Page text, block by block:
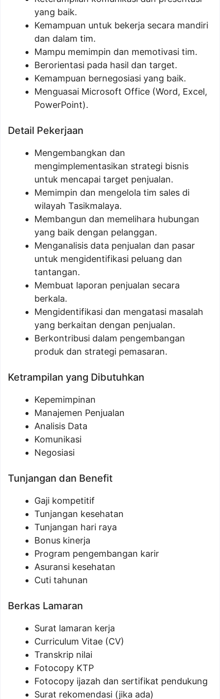
yang baik.
Kemampuan untuk bekerja secara mandiri
dan dalam tim.
Mampu memimpin dan memotivasi tim.
Berorientasi pada hasil dan target.
Kemampuan bernegosiasi yang baik.
Menguasai Microsoft Office (Word, Excel,
PowerPoint).
Detail Pekerjaan
Mengembangkan dan
mengimplementasikan strategi bisnis
untuk mencapai target penjualan.
Memimpin dan mengelola tim sales di
wilayah Tasikmalaya.
Membangun dan memelihara hubungan
yang baik dengan pelanggan.
Menganalisis data penjualan dan pasar
untuk mengidentifikasi peluang dan
tantangan.
Membuat laporan penjualan secara
berkala.
Mengidentifikasi dan mengatasi masalah
yang berkaitan dengan penjualan.
Berkontribusi dalam pengembangan
produk dan strategi pemasaran.
Ketrampilan yang Dibutuhkan
Kepemimpinan
Manajemen Penjualan
Analisis Data
Komunikasi
Negosiasi
Tunjangan dan Benefit
Gaji kompetitif
Tunjangan kesehatan
Tunjangan hari raya
Bonus kinerja
Program pengembangan karir
Asuransi kesehatan
Cuti tahunan
Berkas Lamaran
Surat lamaran kerja
Curriculum Vitae (CV)
Transkrip nilai
Fotocopy KTP
Fotocopy ijazah dan sertifikat pendukung
Surat rekomendasi (jika ada)